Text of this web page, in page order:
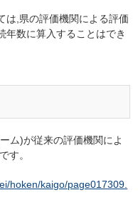
は,県の評価機関による評価
年数に算入することはでき
ム)が従来の評価機関によ
す。
hoken/kaigo/page017309.